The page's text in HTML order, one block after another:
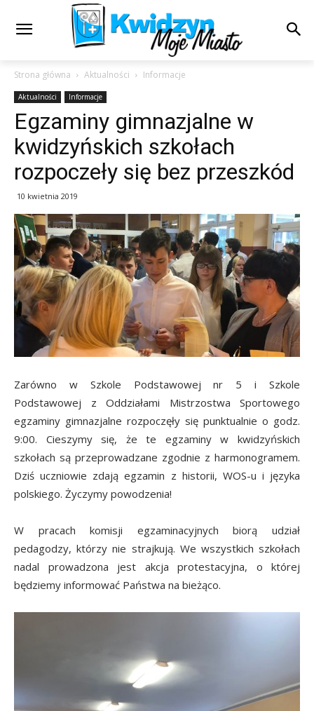
Strona główna Aktualności Informacje
Aktualności Informacje
Egzaminy gimnazjalne w
kwidzyńskich szkołach
rozpoczeły się bez przeszkód
10 kwietnia 2019
Zarówno w Szkole Podstawowej nr 5 i Szkole
Podstawowej z Oddziałami Mistrzostwa Sportowego
egzaminy gimnazjalne rozpoczęły się punktualnie o godz.
9:00. Cieszymy się, że te egzaminy w kwidzyńskich
szkołach są przeprowadzane zgodnie z harmonogramem.
Dziś uczniowie zdają egzamin z historii, WOS-u i języka
polskiego. Życzymy powodzenia!
W pracach komisji egzaminacyjnych biorą udział
pedagodzy, którzy nie strajkują. We wszystkich szkołach
nadal prowadzona jest akcja protestacyjna, o której
będziemy informować Państwa na bieżąco.